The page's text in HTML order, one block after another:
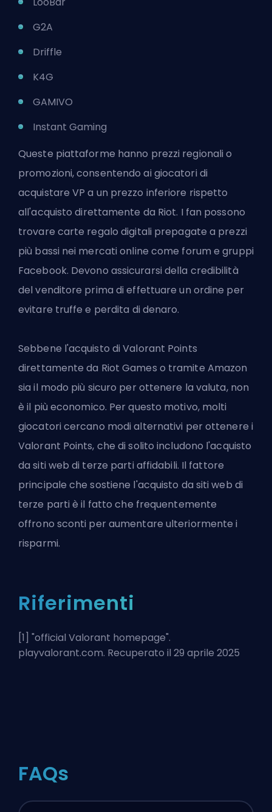
G2A
Driffle
K4G
GAMIVO
Instant Gaming
Queste piattaforme hanno prezzi regionali o
promozioni, consentendo ai giocatori di
acquistare VP a un prezzo inferiore rispetto
all'acquisto direttamente da Riot. I fan possono
trovare carte regalo digitali prepagate a prezzi
più bassi nei mercati online come forum e gruppi
Facebook. Devono assicurarsi della credibilità
del venditore prima di effettuare un ordine per
evitare truffe e perdita di denaro.
Sebbene l'acquisto di Valorant Points
direttamente da Riot Games o tramite Amazon
sia il modo più sicuro per ottenere la valuta, non
è il più economico. Per questo motivo, molti
giocatori cercano modi alternativi per ottenere i
Valorant Points, che di solito includono l'acquisto
da siti web di terze parti affidabili. Il fattore
principale che sostiene l'acquisto da siti web di
terze parti è il fatto che frequentemente
offrono sconti per aumentare ulteriormente i
risparmi.
Riferimenti
[1] "official Valorant homepage".
playvalorant.com. Recuperato il 29 aprile 2025
FAQs